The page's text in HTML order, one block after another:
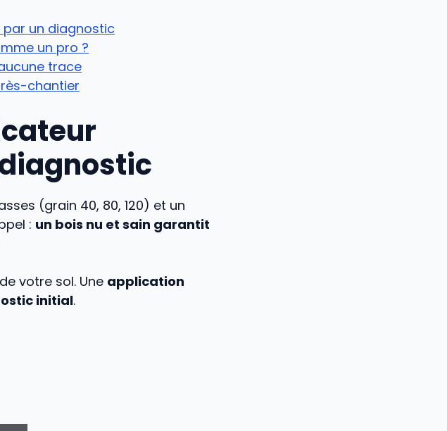
un diagnostic
un pro ?
trace
chantier
(grain 40, 80, 120) et un
: un bois nu et sain garantit
votre sol. Une application
initial.